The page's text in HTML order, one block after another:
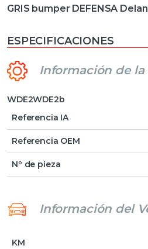
GRIS bumper DEFENSA
ESPECIFICACIONES
Información de la
WDE2WDE2b
Referencia IA
Referencia OEM
Nº de pieza
Información del
KM